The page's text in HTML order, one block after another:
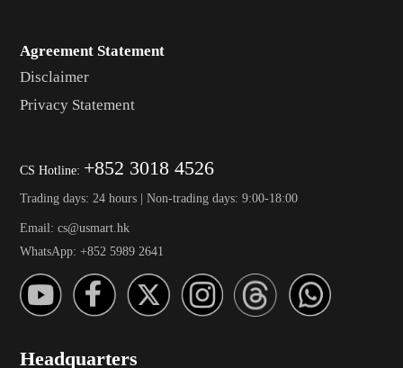
Agreement Statement
Disclaimer
Privacy Statement
CS Hotline: +852 3018 4526
Trading days: 24 hours | Non-trading days: 9:00-18:00
Email: cs@usmart.hk
WhatsApp: +852 5989 2641
Headquarters